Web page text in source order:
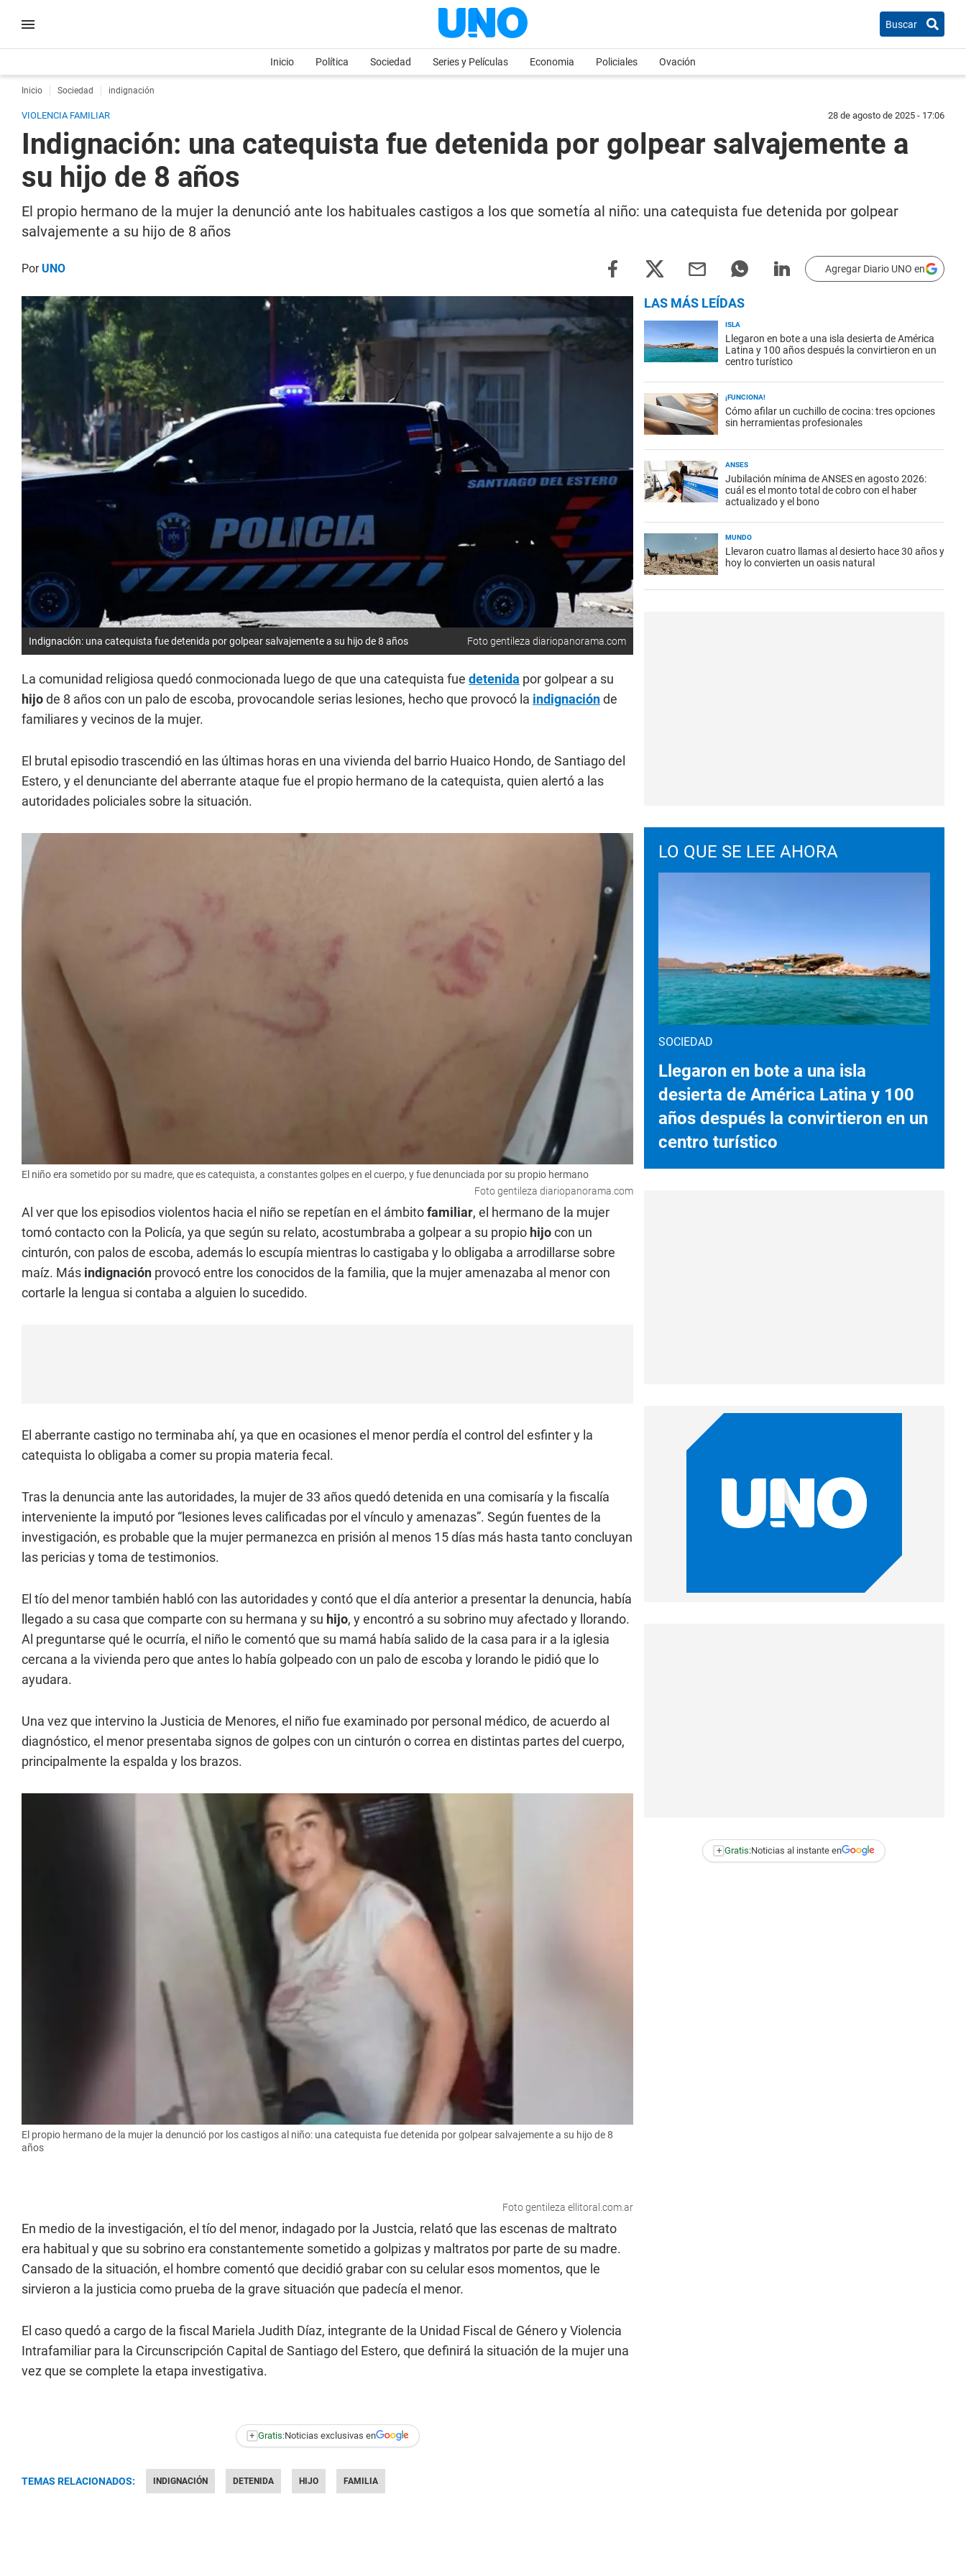
Buscar
Inicio Política Sociedad Series y Películas Economia Policiales Ovación
Inicio Sociedad indignación
VIOLENCIA FAMILIAR 28 de agosto de 2025 - 17:06
Indignación: una catequista fue detenida por golpear salvajemente a
su hijo de 8 años
El propio hermano de la mujer la denunció ante los habituales castigos a los que sometía al niño: una catequista fue detenida por golpear
salvajemente a su hijo de 8 años
PorUNO Agregar Diario UNO en
Indignación: una catequista fue detenida por golpear salvajemente a su hijo de 8 años Foto gentileza diariopanorama.com
La comunidad religiosa quedó conmocionada luego de que una catequista fue detenida por golpear a su
hijode 8 años con un palo de escoba, provocandole serias lesiones, hecho que provocó la indignaciónde
familiares y vecinos de la mujer.
El brutal episodio trascendió en las últimas horas en una vivienda del barrio Huaico Hondo, de Santiago del
Estero, y el denunciante del aberrante ataque fue el propio hermano de la catequista, quien alertó a las
autoridades policiales sobre la situación.
El niño era sometido por su madre, que es catequista, a constantes golpes en el cuerpo, y fue denunciada por su propio hermano
Foto gentileza diariopanorama.com
Al ver que los episodios violentos hacia el niño se repetían en el ámbitofamiliar, el hermano de la mujer
tomó contacto con la Policía, ya que según su relato, acostumbraba a golpear a su propio hijocon un
cinturón, con palos de escoba, además lo escupía mientras lo castigaba y lo obligaba a arrodillarse sobre
maíz. Más indignación provocó entre los conocidos de la familia, que la mujer amenazaba al menor con
cortarle la lengua si contaba a alguien lo sucedido.
El aberrante castigo no terminaba ahí, ya que en ocasiones el menor perdía el control del esfinter y la
catequista lo obligaba a comer su propia materia fecal.
Tras la denuncia ante las autoridades, la mujer de 33 años quedó detenida en una comisaría y la fiscalía
interveniente la imputó por “lesiones leves calificadas por el vínculo y amenazas”. Según fuentes de la
investigación, es probable que la mujer permanezca en prisión al menos 15 días más hasta tanto concluyan
las pericias y toma de testimonios.
El tío del menor también habló con las autoridades y contó que el día anterior a presentar la denuncia, había
llegado a su casa que comparte con su hermana y su hijo, y encontró a su sobrino muy afectado y llorando.
Al preguntarse qué le ocurría, el niño le comentó que su mamá había salido de la casa para ir a la iglesia
cercana a la vivienda pero que antes lo había golpeado con un palo de escoba y lorando le pidió que lo
ayudara.
Una vez que intervino la Justicia de Menores, el niño fue examinado por personal médico, de acuerdo al
diagnóstico, el menor presentaba signos de golpes con un cinturón o correa en distintas partes del cuerpo,
principalmente la espalda y los brazos.
El propio hermano de la mujer la denunció por los castigos al niño: una catequista fue detenida por golpear salvajemente a su hijo de 8
años
Foto gentileza ellitoral.com.ar
En medio de la investigación, el tío del menor, indagado por la Justcia, relató que las escenas de maltrato
era habitual y que su sobrino era constantemente sometido a golpizas y maltratos por parte de su madre.
Cansado de la situación, el hombre comentó que decidió grabar con su celular esos momentos, que le
sirvieron a la justicia como prueba de la grave situación que padecía el menor.
El caso quedó a cargo de la fiscal Mariela Judith Díaz, integrante de la Unidad Fiscal de Género y Violencia
Intrafamiliar para la Circunscripción Capital de Santiago del Estero, que definirá la situación de la mujer una
vez que se complete la etapa investigativa.
+ Gratis:Noticias exclusivas en
TEMAS RELACIONADOS: INDIGNACIÓN DETENIDA HIJO FAMILIA
LAS MÁS LEÍDAS
ISLA
Llegaron en bote a una isla desierta de América
Latina y 100 años después la convirtieron en un
centro turístico
¡FUNCIONA!
Cómo afilar un cuchillo de cocina: tres opciones
sin herramientas profesionales
ANSES
Jubilación mínima de ANSES en agosto 2026:
cuál es el monto total de cobro con el haber
actualizado y el bono
MUNDO
Llevaron cuatro llamas al desierto hace 30 años y
hoy lo convierten un oasis natural
LO QUE SE LEE AHORA
SOCIEDAD
Llegaron en bote a una isla
desierta de América Latina y 100
años después la convirtieron en un
centro turístico
+ Gratis:Noticias al instante en